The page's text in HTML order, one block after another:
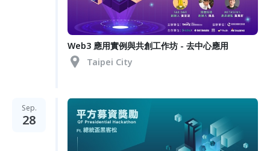
Web3 應用實例與共創工作坊 - 去中心應用
Taipei City
Sep.
28